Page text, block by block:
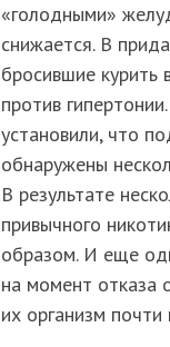
«голодными»
снижается. В
бросившие курить
против
установили, что
обнаружены
В результате
привычного
образом. И еще
на момент отказа
их организм почти